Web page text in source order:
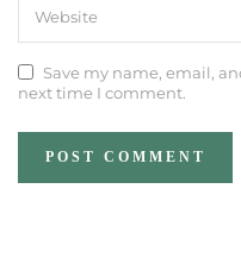
Save my name, email,
next time I comment.